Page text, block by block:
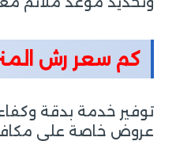
كم سعر رش
توفير خدمة بدقة
عروض خاصة على